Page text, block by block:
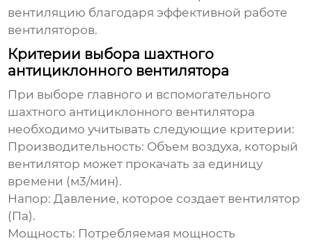
вентиляцию благодаря эффективной работе
вентиляторов.
Критерии выбора шахтного
антициклонного вентилятора
При выборе главного и вспомогательного
шахтного антициклонного вентилятора
необходимо учитывать следующие критерии:
Производительность: Объем воздуха, который
вентилятор может прокачать за единицу
времени (м3/мин).
Напор: Давление, которое создает вентилятор
(Па).
Мощность: Потребляемая мощность